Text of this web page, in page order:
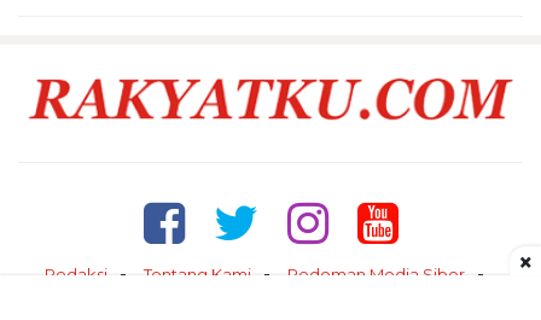
Redaksi Tentang Kami
Pedoman Media Siber
×